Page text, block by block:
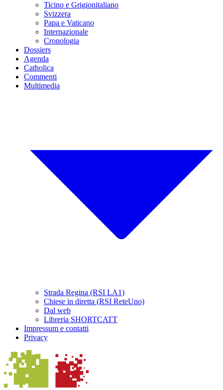
Ticino e Grigionitaliano
Svizzera
Papa e Vaticano
Internazionale
Cronologia
Dossiers
Agenda
Catholica
Commenti
Multimedia
Strada Regina (RSI LA1)
Chiese in diretta (RSI ReteUno)
Dal web
Libreria SHORTCATT
Impressum e contatti
Privacy